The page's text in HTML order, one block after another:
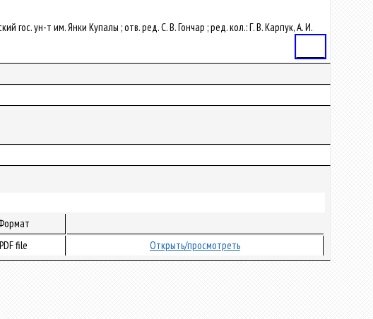
гос. ун-т им. Янки Купалы ; отв. ред. С. В. Гончар ; ред. кол.: Г. В. Карпук, А. И.
PDF file Открыть/просмотреть